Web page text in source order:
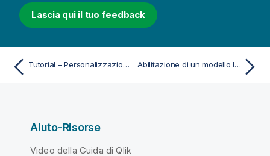
Lascia qui il tuo feedback
Tutorial – Personalizzazione della modalità di interpretazione dati di Advisor informazioni strategiche Abilitazione di un modello logico personalizzato
Aiuto-Risorse
Video della Guida di Qlik